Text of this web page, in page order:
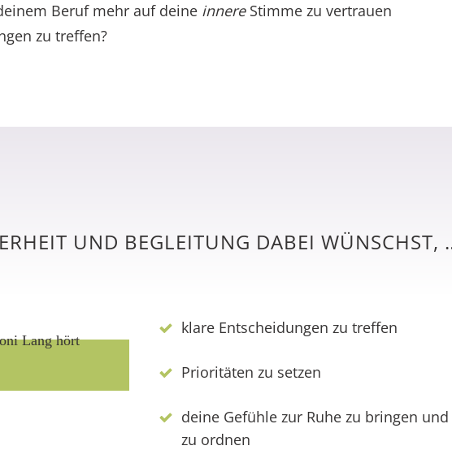
Beruf mehr auf deine innereStimme zu vertrauen
zu treffen?
UND BEGLEITUNG DABEI WÜNSCHST,
klare Entscheidungen zu treffen
Prioritäten zu setzen
deine Gefühle zur Ruhe zu bringen
zu ordnen